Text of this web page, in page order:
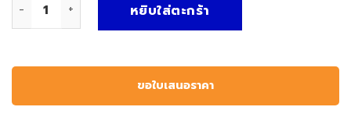
หยิบใส่ตะกร้า
ขอใบเสนอราคา